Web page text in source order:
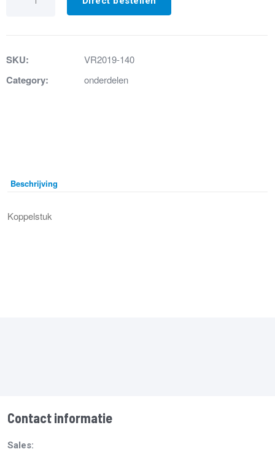
SKU: VR2019-140
Category: onderdelen
Beschrijving
Koppelstuk
Contact informatie
Sales: